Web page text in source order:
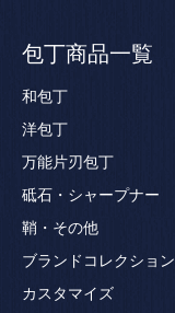
包丁商品一覧
和包丁
洋包丁
万能片刃包丁
砥石・シャープナー
鞘・その他
ブランドコレクション
カスタマイズ